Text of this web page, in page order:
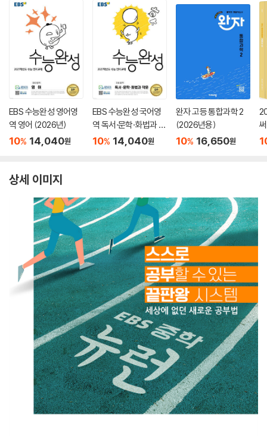
EBS 수능완성 영어영
역 영어 (2026년)
10% 14,040원
EBS 수능완성 국어영
역 독서·문학·화법과 작
문 (2026년)
10% 14,040원
완자 고등 통합과학 2
(2026년용)
10% 16,650원
서
상세 이미지